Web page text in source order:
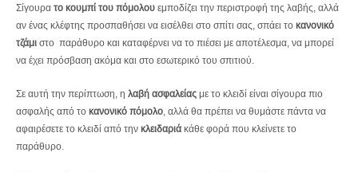
Σίγουρα το κουμπί του πόμολου εμποδίζει την περιστροφή της λαβής, αλλά
αν ένας κλέφτης προσπαθήσει να εισέλθει στο σπίτι σας, σπάει το κανονικό
τζάμι στο παράθυρο και καταφέρνει να το πιέσει με αποτέλεσμα, να μπορεί
να έχει πρόσβαση ακόμα και στο εσωτερικό του σπιτιού.
Σε αυτή την περίπτωση, η λαβή ασφαλείας με το κλειδί είναι σίγουρα πιο
ασφαλής από το κανονικό πόμολο , αλλά θα πρέπει να θυμάστε πάντα να
αφαιρέσετε το κλειδί από την κλειδαριά κάθε φορά που κλείνετε το
παράθυρο.